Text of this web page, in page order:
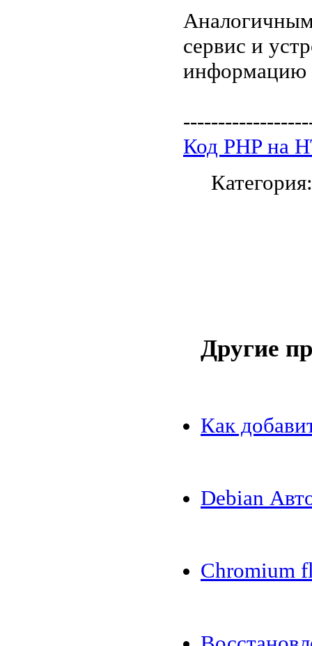
сервис и
информацию
Код PHP на
Другие
Как
Debian
Chromium